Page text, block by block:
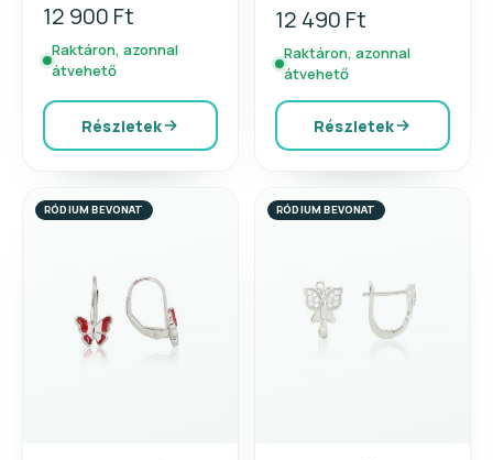
12 900 Ft
Raktáron, azonnal
átvehető
Részletek
12 490 Ft
Raktáron, azonnal
átvehető
Részletek
RÓDIUM BEVONAT RÓDIUM BEVONAT